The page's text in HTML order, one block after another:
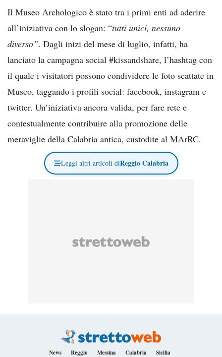
Il Museo Archologico è stato tra i primi enti ad aderire
all’iniziativa con lo slogan: “tutti unici, nessuno
diverso”. Dagli inizi del mese di luglio, infatti, ha
lanciato la campagna social #kissandshare, l’hashtag con
il quale i visitatori possono condividere le foto scattate in
Museo, taggando i profili social: facebook, instagram e
twitter. Un’iniziativa ancora valida, per fare rete e
contestualmente contribuire alla promozione delle
meraviglie della Calabria antica, custodite al MArRC.
Leggi altri articoli diReggio Calabria
News Reggio Messina Calabria Sicilia